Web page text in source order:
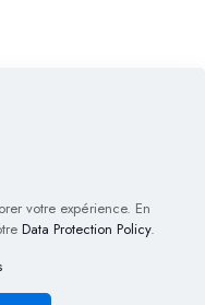
réservés
Nous contacter
votre expérience. En
Data Protection Policy.